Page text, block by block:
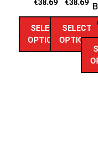
€38.69
SELECT
OPTIONS
€38.69
SELECT
OPTIONS